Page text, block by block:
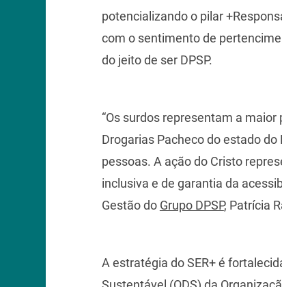
potencializando o pilar
com o sentimento de
do jeito de ser DPSP.
“Os surdos representam a
Drogarias Pacheco do estado
pessoas. A ação do Cristo
inclusiva e de garantia da
Gestão do Grupo DPSP, Patrícia
A estratégia do SER+ é